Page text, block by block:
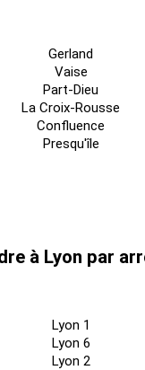
Gerland
Vaise
Part-Dieu
La Croix-Rousse
Confluence
Presqu'île
à Lyon par
Lyon 1
Lyon 6
Lyon 2